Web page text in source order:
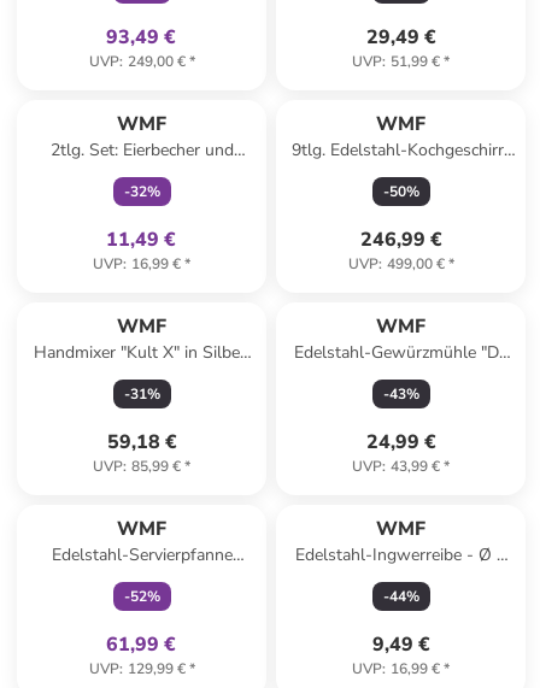
93,49 €
UVP: 249,00 €*
29,49 €
UVP: 51,99 €*
WMF
2tlg. Set: Eierbecher und
Löffel "Minions" in Blau/ Gelb
-32%
11,49 €
UVP: 16,99 €*
WMF
9tlg. Edelstahl-Kochgeschirr-
Set "Copact Cuisine"
-50%
246,99 €
UVP: 499,00 €*
WMF
Handmixer "Kult X" in Silber/
Schwarz
-31%
59,18 €
UVP: 85,99 €*
WMF
Edelstahl-Gewürzmühle "De
Luxe" - (H)14 cm
-43%
24,99 €
UVP: 43,99 €*
WMF
Edelstahl-Servierpfanne
''Permadur Advance'' - Ø 32
cm
-52%
61,99 €
UVP: 129,99 €*
WMF
Edelstahl-Ingwerreibe - Ø 9
cm
-44%
9,49 €
UVP: 16,99 €*